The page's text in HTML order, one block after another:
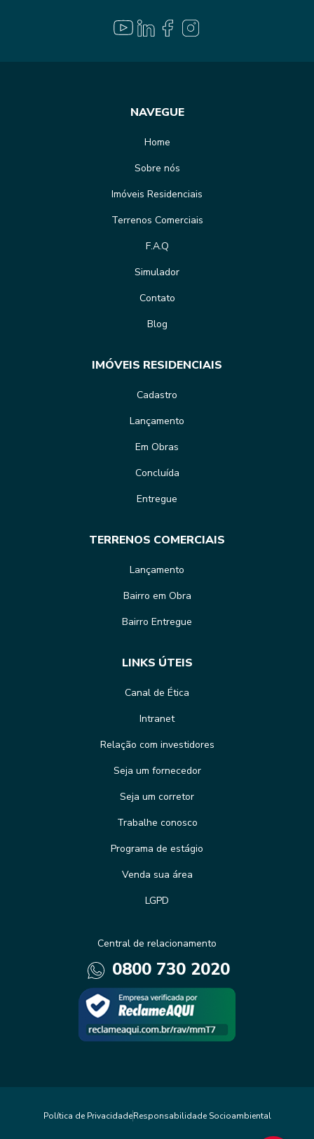
NAVEGUE
Home
Sobre nós
Imóveis Residenciais
Terrenos Comerciais
F.A.Q
Simulador
Contato
Blog
IMÓVEIS RESIDENCIAIS
Cadastro
Lançamento
Em Obras
Concluída
Entregue
TERRENOS COMERCIAIS
Lançamento
Bairro em Obra
Bairro Entregue
LINKS ÚTEIS
Canal de Ética
Intranet
Relação com investidores
Seja um fornecedor
Seja um corretor
Trabalhe conosco
Programa de estágio
Venda sua área
LGPD
Central de relacionamento
0800 730 2020
Política de PrivacidadeResponsabilidade Socioambiental